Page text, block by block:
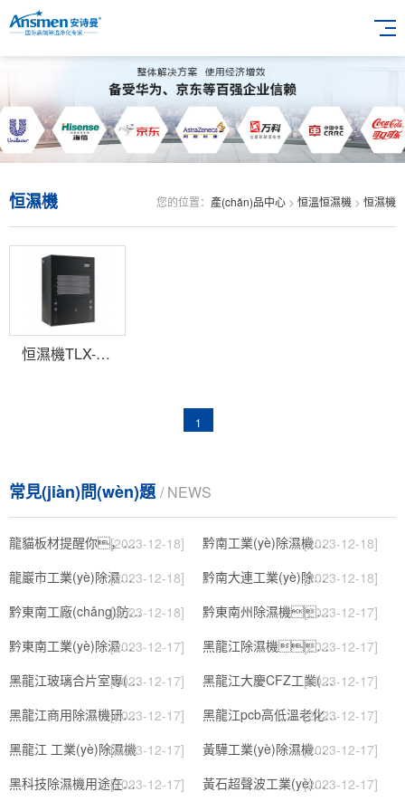
您的位置： 產(chǎn)品中心 > 恒溫恒濕機 > 恒濕機
恒濕機
恒濕機TLX-HSF7(10/20/30)
1
常見(jiàn)問(wèn)題/ NEWS
龍貓板材提醒你，雨季裝修應特別注意防潮
[2023-12-18] 黔南工業(yè)除濕機公司
[2023-12-18]
龍巖市工業(yè)除濕機價(jià)格
[2023-12-18] 黔南大連工業(yè)除濕機
[2023-12-18]
黔東南工廠(chǎng)防潮除濕機，工業(yè)除濕機
[2023-12-18] 黔東南州除濕機，濕菱工業(yè)地下室抽濕機 庫房配電房除濕器
[2023-12-17]
黔東南工業(yè)除濕機公司
[2023-12-17] 黑龍江除濕機，工業(yè)除濕機
[2023-12-17]
黑龍江玻璃合片室專(zhuān)用組合型轉輪除濕機
[2023-12-17] 黑龍江大慶CFZ工業(yè)除濕機濕菱除濕機品牌
[2023-12-17]
黑龍江商用除濕機研發(fā)(回饋老顧客,2022已更新)
[2023-12-17] 黑龍江pcb高低溫老化試驗箱
[2023-12-17]
黑龍江 工業(yè)除濕機[2023-12-17] 黃驊工業(yè)除濕機】倉庫抽濕機】車(chē)間除濕器】
[2023-12-17]
黑科技除濕機用途在哪里，如何選購到合適的工業(yè)除濕機
[2023-12-17] 黃石超聲波工業(yè)加濕機，SL系列除濕機
[2023-12-17]